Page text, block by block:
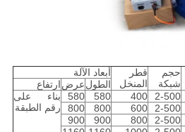
حجم
شبكة
قطر
المنخل
أبعاد الآلة
الطولعرضارتفاع
2-500
400
580
580
بناء على
رقم الطبقة
2-500
600
800
800
2-500
800
900
900